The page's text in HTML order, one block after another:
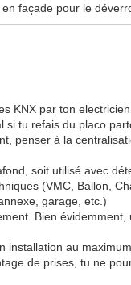
façade pour le
KNX par ton electricien.
si tu refais du placo
penser à la
soit utilisé avec
(VMC, Ballon,
garage, etc.)
Bien
installation au
de prises, tu ne